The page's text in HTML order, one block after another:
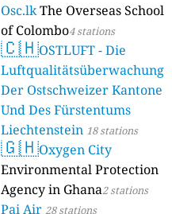
Osc.lkThe Overseas School
of Colombo4 stations
🇨🇭OSTLUFT - Die
Luftqualitätsüberwachung
Der Ostschweizer Kantone
Und Des Fürstentums
Liechtenstein 18 stations
🇬🇭Oxygen City
Environmental Protection
Agency in Ghana2 stations
Pai Air 28 stations